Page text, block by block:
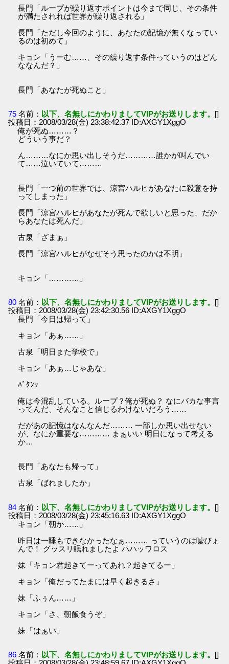
長門「ループが繰り返すポイントは今まで同じ、その条件
が満たされれば世界が繰り返される」
長門「ただし今回のように、あなたの記憶が無くなってい
るのは初めて」
キョン「うーむ……、その繰り返す条件っていうのはどん
ななんだ？」
長門「あなたが死ぬこと」
75 名前： 以下、名無しにかわりましてVIPがお送りします。 []
投稿日：2008/03/28(金) 23:38:42.37 ID:AXGY1XggO
俺が死ぬ………？
どういう事だ？
ん………なにか思い出しそうだ…………誰かが叫んでい
て……泣いていて………
長門「一つ前の世界では、涼宮ハルヒがあなたに殺意を持
ってしまった」
長門「涼宮ハルヒがあなたが死んで欲しいと思った、だか
らあなたは死んだ」
古泉「ざまぁ」
長門「涼宮ハルヒがなぜそう思ったのかは不明」
キョン「…………」
80 名前： 以下、名無しにかわりましてVIPがお送りします。 []
投稿日：2008/03/28(金) 23:42:30.56 ID:AXGY1XggO
長門「今日は帰って」
キョン「あぁ……」
古泉「明日また学校で」
キョン「あぁ…じゃあな」
ﾊﾞﾀﾝｯ
俺は今混乱している。ループ？俺が死ぬ？ なにバカな事言
ってんだ、そんなこと信じるわけないだろう……
だがあの記憶はなんなんだ……… 一部しか思い出せない
が、なにか重要な………… まぁいい 明日になって考える
か…
長門「あなたも帰って」
古泉「ばれましたか」
84 名前： 以下、名無しにかわりましてVIPがお送りします。 []
投稿日：2008/03/28(金) 23:45:16.63 ID:AXGY1XggO
キョン「朝か……」
昨日は一睡もできなかったなぁ……… っていうのは嘘ぴょ
んで！ グッスリ眠れましたよ ハハッワロス
妹「キョン君起きてーってあれ？起きてるー」
キョン「俺だってたまには早く起きるさ」
妹「ふぅん……」
キョン「さ、朝飯食うぞ」
妹「はぁい」
86 名前： 以下、名無しにかわりましてVIPがお送りします。 []